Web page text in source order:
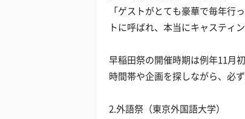
「ゲストがとても豪華で毎年行
トに呼ばれ、本当にキャスティ
早稲田祭の開催時期は例年11月
時間帯や企画を探しながら、必
2.外語祭（東京外国語大学）